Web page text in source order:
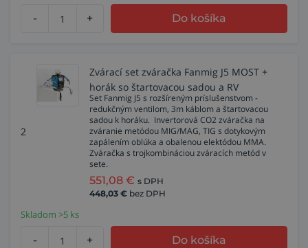
- + Do košíka
2
Zvárací set zváračka Fanmig J5 MOST +
horák so štartovacou sadou a RV
Set Fanmig J5 s rozšíreným príslušenstvom -
redukčným ventilom, 3m káblom a štartovacou
sadou k horáku. Invertorová CO2 zváračka na
zváranie metódou MIG/MAG, TIG s dotykovým
zapálením oblúka a obalenou elektódou MMA.
Zváračka s trojkombináciou zváracích metód v
sete.
551,08 € s DPH
448,03 € bez DPH
Skladom >5 ks
- + Do košíka